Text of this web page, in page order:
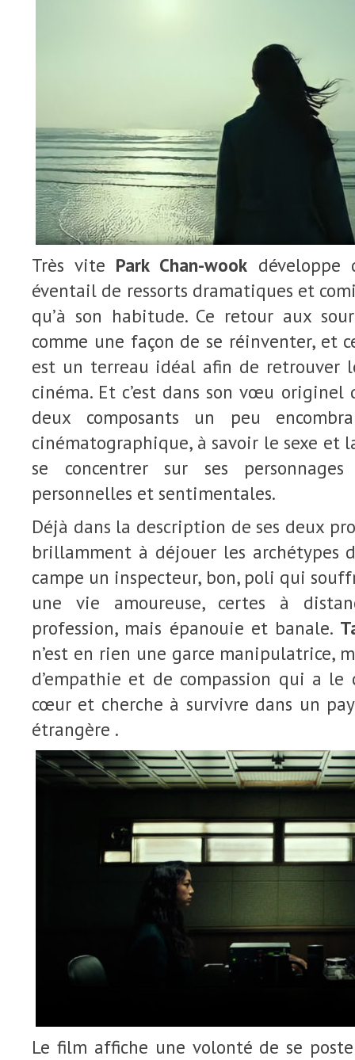
Très vite Park Chan-wook développe
éventail de ressorts dramatiques et
qu’à son habitude. Ce retour aux
comme une façon de se réinventer, et
est un terreau idéal afin de retrouver
cinéma. Et c’est dans son vœu originel
deux composants un peu
cinématographique, à savoir le sexe et
se concentrer sur ses
personnelles et sentimentales.
Déjà dans la description de ses deux
brillamment à déjouer les archétypes
campe un inspecteur, bon, poli qui
une vie amoureuse, certes à
profession, mais épanouie et banale.
n’est en rien une garce manipulatrice,
d’empathie et de compassion qui a le
cœur et cherche à survivre dans un
étrangère .
Le film affiche une volonté de se